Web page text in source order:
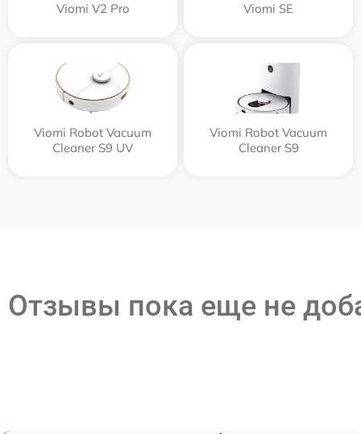
Viomi V2 Pro Viomi SE
Viomi Robot Vacuum
Cleaner S9 UV
Viomi Robot Vacuum
Cleaner S9
Отзывы пока еще не